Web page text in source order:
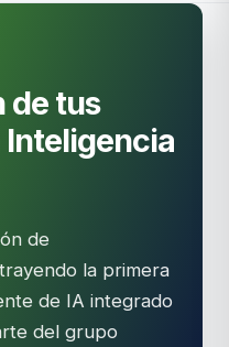
de tus
de
la primera
de IA integrado
del grupo